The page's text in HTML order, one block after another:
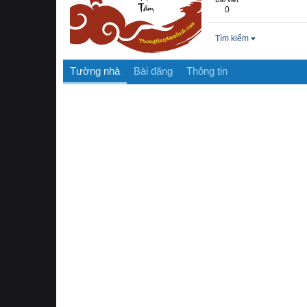
0
Tìm kiếm
Tường nhà Bài đăng Thông tin